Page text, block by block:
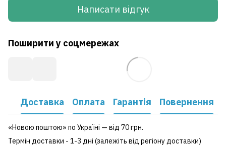
Написати відгук
Поширити у соцмережах
Доставка Оплата Гарантія Повернення
«Новою поштою» по Україні — від 70 грн.
Термін доставки - 1-3 дні (залежіть від регіону доставки)